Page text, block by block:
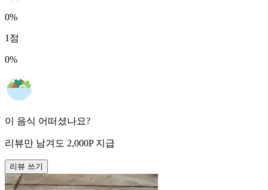
0%
1 점
0%
이 음식 어떠셨나요?
리뷰만 남겨도 2,000P 지급
리뷰 쓰기